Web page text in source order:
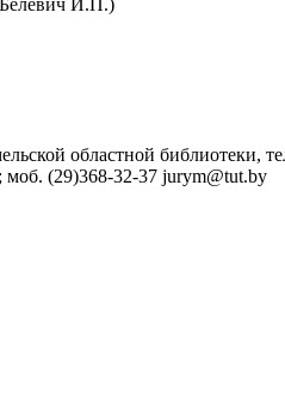
областной библиотеки,
моб. (29)368-32-37 jurym@tut.by